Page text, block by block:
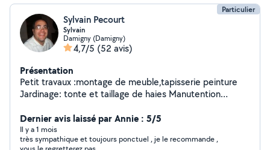
Particulier
Sylvain Pecourt
Sylvain
Damigny (Damigny)
4,7/5 (52 avis)
Présentation
Petit travaux :montage de meuble,tapisserie peinture
Jardinage: tonte et taillage de haies Manutention
Dernier avis laissé par Annie : 5/5
Il y a 1 mois
très sympathique et toujours ponctuel , je le recommande ,